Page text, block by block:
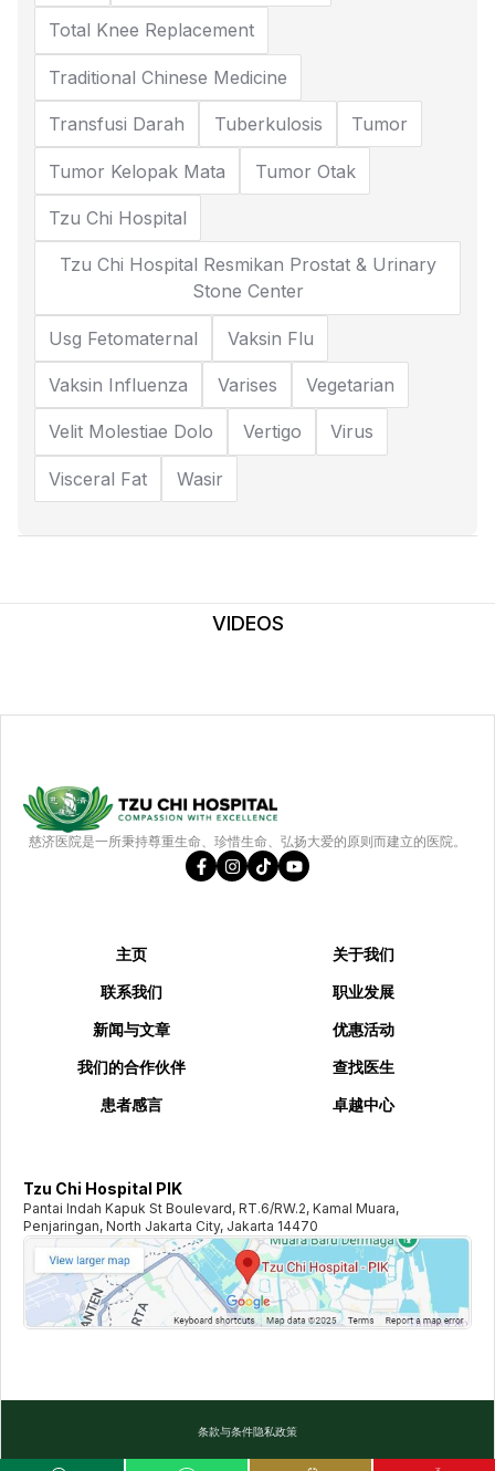
Total Knee Replacement
Traditional Chinese Medicine
Transfusi Darah Tuberkulosis Tumor
Tumor Kelopak Mata Tumor Otak
Tzu Chi Hospital
Tzu Chi Hospital Resmikan Prostat & Urinary
Stone Center
Usg Fetomaternal Vaksin Flu
Vaksin Influenza Varises Vegetarian
Velit Molestiae Dolo Vertigo Virus
Visceral Fat Wasir
VIDEOS
慈济医院是一所秉持尊重生命、珍惜生命、弘扬大爱的原则而建立的医院。
主页
关于我们
联系我们
职业发展
新闻与文章
优惠活动
我们的合作伙伴
查找医生
患者感言
卓越中心
Tzu Chi Hospital PIK
Pantai Indah Kapuk St Boulevard, RT.6/RW.2, Kamal Muara,
Penjaringan, North Jakarta City, Jakarta 14470
条款与条件隐私政策